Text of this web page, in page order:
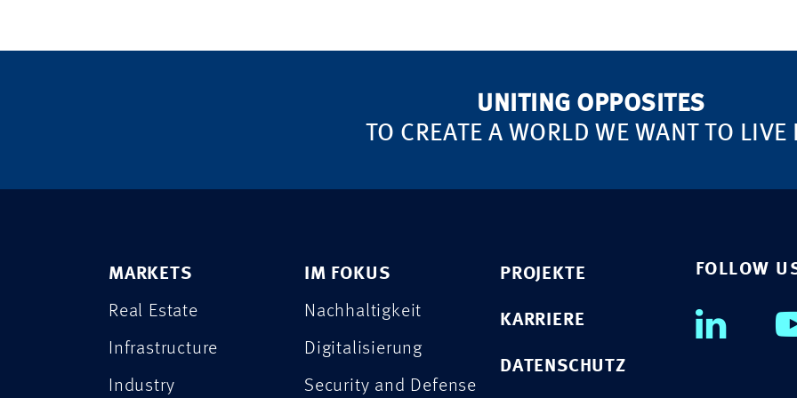
UNITING OPPOSITES
TO CREATE A WORLD WE WANT TO LIVE
MARKETS
Real Estate
Infrastructure
Industry
IM FOKUS
Nachhaltigkeit
Digitalisierung
Security and Defense
PROJEKTE
KARRIERE
DATENSCHUTZ
FOLLOW